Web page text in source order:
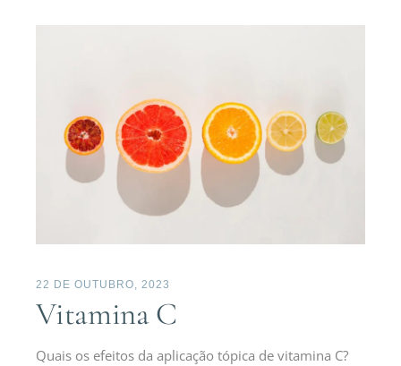
22 DE OUTUBRO, 2023
Vitamina C
Quais os efeitos da aplicação tópica de vitamina C?